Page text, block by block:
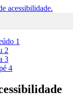
acessibilidade.
1
2
3
4